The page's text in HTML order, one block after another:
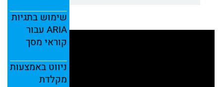
שימוש בתגיות
ARIA עבור
קוראי מסך
ניווט באמצעות
מקלדת